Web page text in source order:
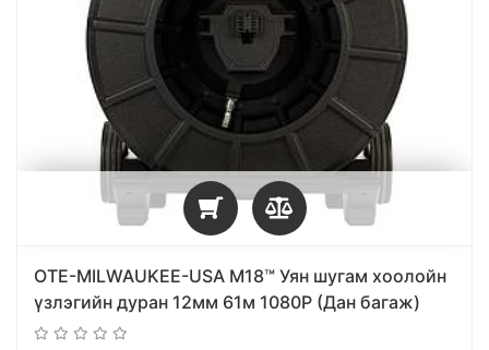
OTE-MILWAUKEE-USA M18™ Уян шугам хоолойн
үзлэгийн дуран 12мм 61м 1080P (Дан багаж)